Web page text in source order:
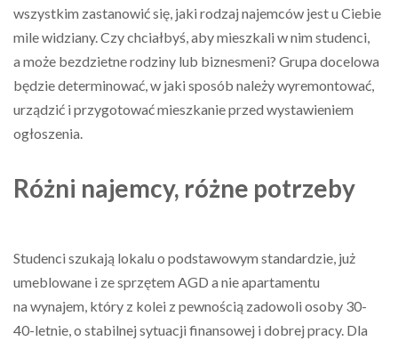
wszystkim zastanowić się, jaki rodzaj najemców jest u Ciebie
mile widziany. Czy chciałbyś, aby mieszkali w nim studenci,
a może bezdzietne rodziny lub biznesmeni? Grupa docelowa
będzie determinować, w jaki sposób należy wyremontować,
urządzić i przygotować mieszkanie przed wystawieniem
ogłoszenia.
Różni najemcy, różne potrzeby
Studenci szukają lokalu o podstawowym standardzie, już
umeblowane i ze sprzętem AGD a nie apartamentu
na wynajem, który z kolei z pewnością zadowoli osoby 30-
40-letnie, o stabilnej sytuacji finansowej i dobrej pracy. Dla